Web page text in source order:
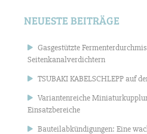
NEUESTE BEITRÄGE
Gasgestützte
Seitenkanalverdichtern
TSUBAKI KABELSCHLEPP auf
Variantenreiche
Einsatzbereiche
Bauteilabkündigungen: Eine